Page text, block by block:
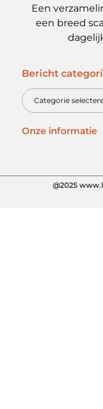
Een
een breed
Bericht
Onze informatie
@2025